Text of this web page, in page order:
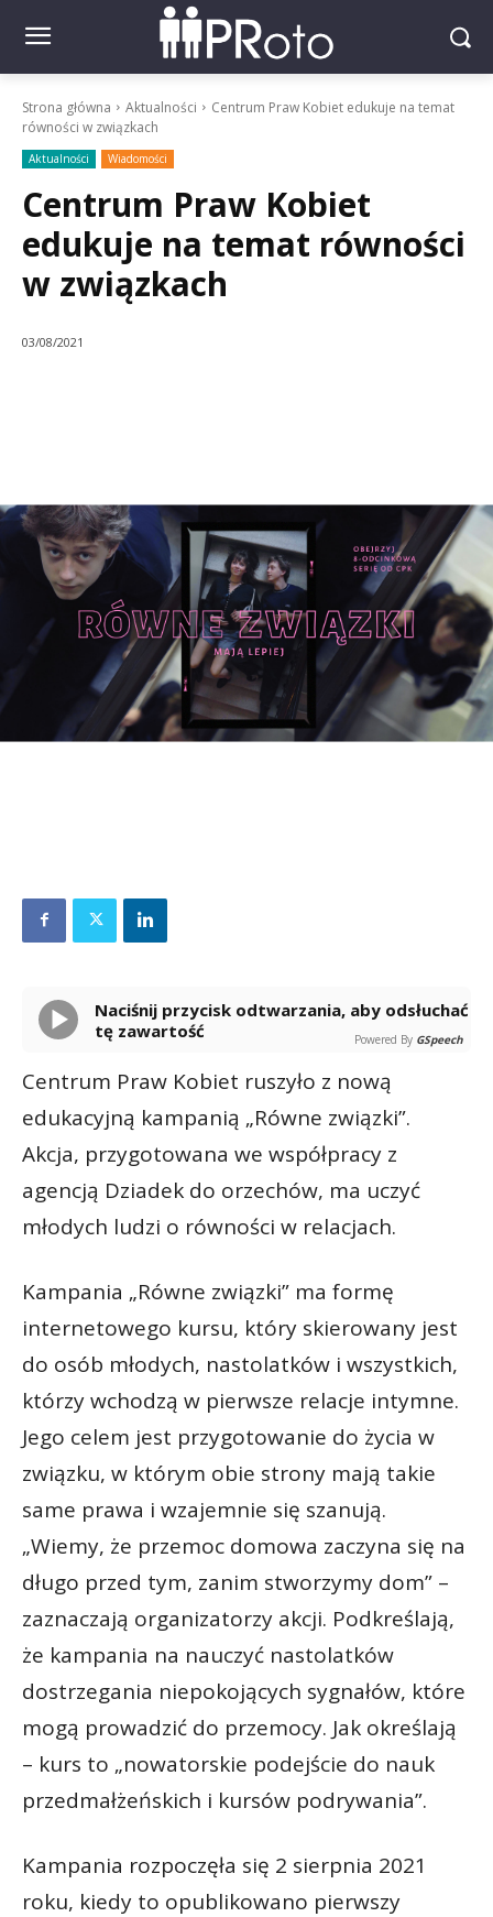
Strona główna Aktualności
Centrum Praw Kobiet edukuje na temat
równości w związkach
Aktualności Wiadomości
Centrum Praw Kobiet
edukuje na temat równości
w związkach
03/08/2021
Naciśnij przycisk odtwarzania, aby odsłuchać
tę zawartość
Powered By GSpeech
Centrum Praw Kobiet ruszyło z nową
edukacyjną kampanią „Równe związki”.
Akcja, przygotowana we współpracy z
agencją Dziadek do orzechów, ma uczyć
młodych ludzi o równości w relacjach.
Kampania „Równe związki” ma formę
internetowego kursu, który skierowany jest
do osób młodych, nastolatków i wszystkich,
którzy wchodzą w pierwsze relacje intymne.
Jego celem jest przygotowanie do życia w
związku, w którym obie strony mają takie
same prawa i wzajemnie się szanują.
„Wiemy, że przemoc domowa zaczyna się na
długo przed tym, zanim stworzymy dom” –
zaznaczają organizatorzy akcji. Podkreślają,
że kampania na nauczyć nastolatków
dostrzegania niepokojących sygnałów, które
mogą prowadzić do przemocy. Jak określają
– kurs to „nowatorskie podejście do nauk
przedmałżeńskich i kursów podrywania”.
Kampania rozpoczęła się 2 sierpnia 2021
roku, kiedy to opublikowano pierwszy